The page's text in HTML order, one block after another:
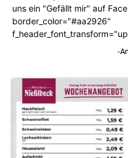
uns ein "Gefällt mir" auf
border_color="#aa2926"
-